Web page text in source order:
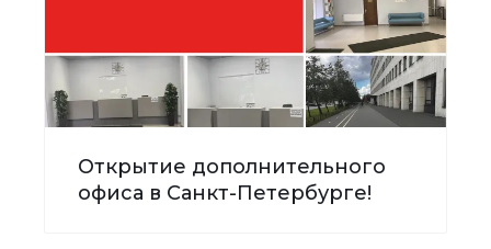
Открытие дополнительного
офиса в Санкт-Петербурге!